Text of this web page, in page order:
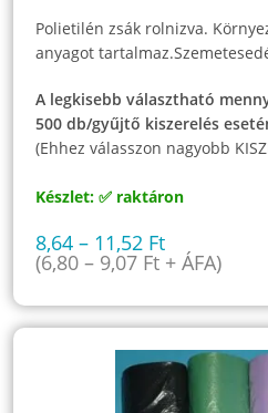
Polietilén zsák rolnizva.
anyagot
A legkisebb választható
500 db/gyűjtő kiszerelés
(Ehhez válasszon nagyobb
Készlet: ✅ raktáron
8,64– 11,52 Ft
(6,80– 9,07 Ft + ÁFA)